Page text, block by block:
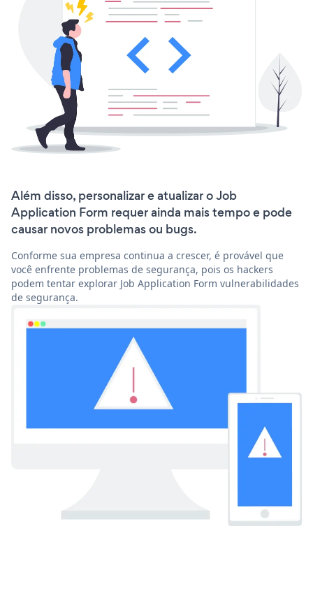
Além disso, personalizar e atualizar o Job
Application Form requer ainda mais tempo e pode
causar novos problemas ou bugs.
Conforme sua empresa continua a crescer, é provável que
você enfrente problemas de segurança, pois os hackers
podem tentar explorar Job Application Form vulnerabilidades
de segurança.